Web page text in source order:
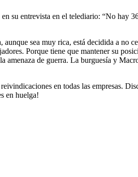
su entrevista en el telediario: “No hay
sea muy rica, está decidida a no
Porque tiene que mantener su
de guerra. La burguesía y
en todas las empresas.
en huelga!